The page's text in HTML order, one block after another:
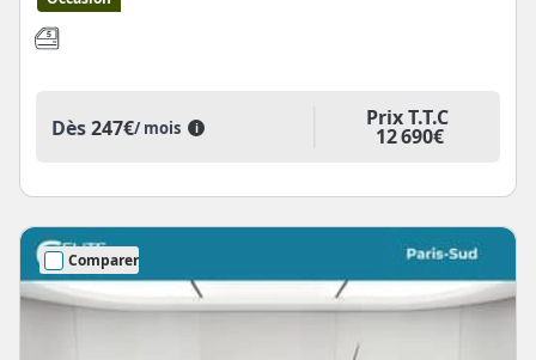
Dès247€/ mois i Prix T.T.C
12 690€
Comparer